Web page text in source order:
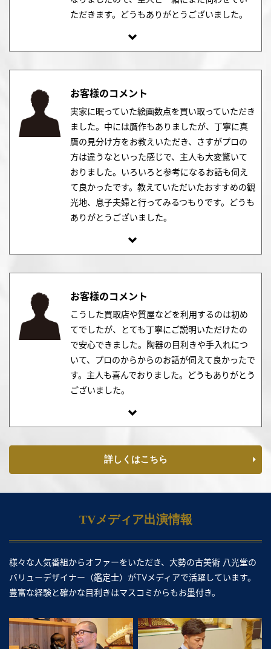
ただきます。どうもありがとうございました。
お客様のコメント
実家に眠っていた絵画数点を買い取っていただき
ました。中には贋作もありましたが、丁寧に真
贋の見分け方をお教えいただき、さすがプロの
方は違うなといった感じで、主人も大変驚いて
おりました。いろいろと参考になるお話も伺え
て良かったです。教えていただいたおすすめの観
光地、息子夫婦と行ってみるつもりです。どうも
ありがとうございました。
お客様のコメント
こうした買取店や質屋などを利用するのは初め
てでしたが、とても丁寧にご説明いただけたの
で安心できました。陶器の目利きや手入れにつ
いて、プロのからからのお話が伺えて良かったで
す。主人も喜んでおりました。どうもありがとう
ございました。
詳しくはこちら
TVメディア出演情報
様々な人気番組からオファーをいただき、大勢の古美術 八光堂の
バリューデザイナー（鑑定士）がTVメディアで活躍しています。
豊富な経験と確かな目利きはマスコミからもお墨付き。